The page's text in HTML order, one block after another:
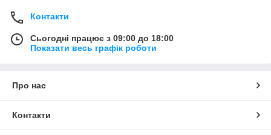
Контакти
Сьогодні працює з 09:00 до 18:00
Показати весь графік роботи
Про нас
Контакти